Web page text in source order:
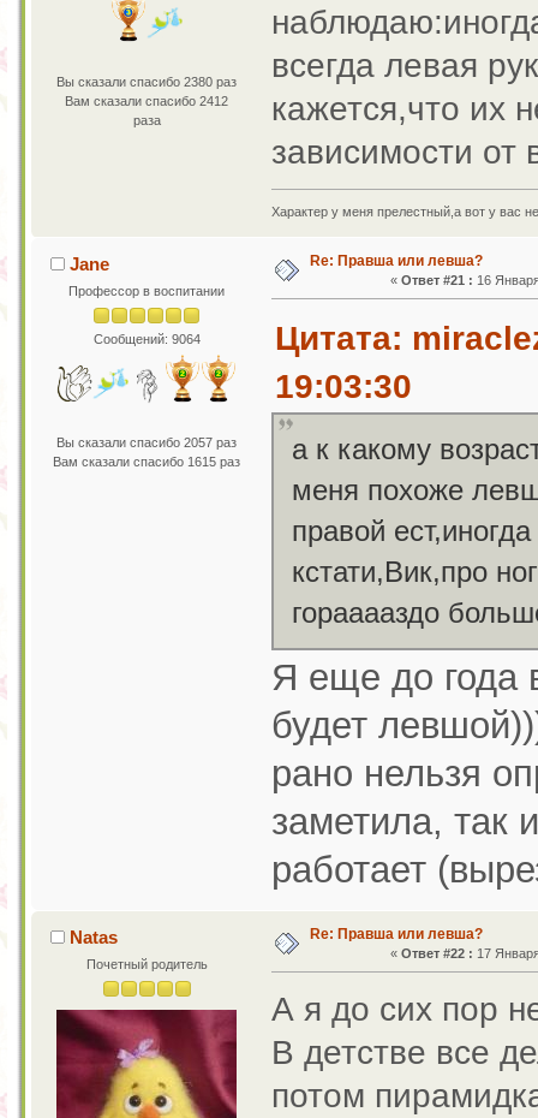
Вы сказали спасибо 2380 раз
Вам сказали спасибо 2412
раза
всегда левая
кажется,что их
зависимости
Характер у меня прелестный,а вот у вас
Jane
Профессор в воспитании
Сообщений: 9064
Вы сказали спасибо 2057 раз
Вам сказали спасибо 1615 раз
Re: Правша или левша?
« Ответ #21 : 16
Цитата:
19:03:30
а к какому
меня похоже
правой
кстати,Вик,про
горааааздо
Я еще до года
будет
рано нельзя
заметила, так
работает
Natas
Почетный родитель
Re: Правша или левша?
« Ответ #22 : 17
А я до сих пор
В детстве все
потом